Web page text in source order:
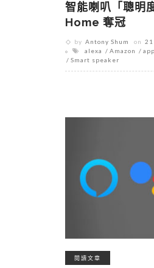
智能喇叭「聰明
Home 奪冠
by Antony Shum on 21
alexa
Amazon
Smart speaker
閱讀文章